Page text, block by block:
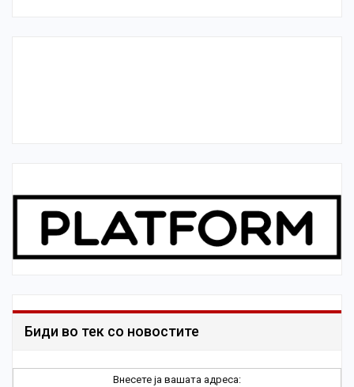
Биди во тек со новостите
Внесете ја вашата адреса: